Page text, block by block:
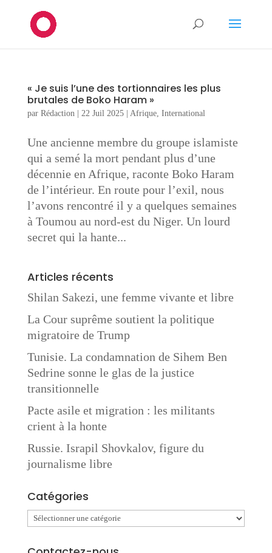
« Je suis l’une des tortionnaires les plus
brutales de Boko Haram »
par Rédaction| 22 Juil 2025| Afrique, International
Une ancienne membre du groupe islamiste
qui a semé la mort pendant plus d’une
décennie en Afrique, raconte Boko Haram
de l’intérieur. En route pour l’exil, nous
l’avons rencontré il y a quelques semaines
à Toumou au nord-est du Niger. Un lourd
secret qui la hante...
Articles récents
Shilan Sakezi, une femme vivante et libre
La Cour suprême soutient la politique
migratoire de Trump
Tunisie. La condamnation de Sihem Ben
Sedrine sonne le glas de la justice
transitionnelle
Pacte asile et migration : les militants
crient à la honte
Russie. Israpil Shovkalov, figure du
journalisme libre
Catégories
Catégories